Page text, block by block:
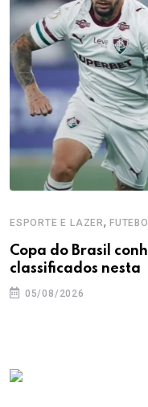
ESPORTE E LAZER,
Copa do Brasil
classificados nesta
05/08/2026